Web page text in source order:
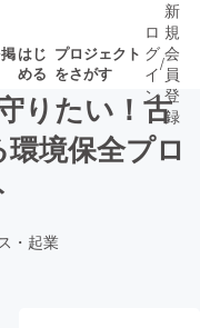
はじ
める
プロジェクト
をさがす
了が近いプ
ロ
グ
イ
ン
/
新
規
会
員
登
録
りたい！古
境保全プロ
・起業